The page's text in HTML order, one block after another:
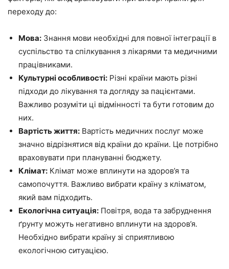
переходу до:
Мова: Знання мови необхідні для повної інтеграції в
суспільство та спілкування з лікарями та медичними
працівниками.
Культурні особливості: Різні країни мають різні
підходи до лікування та догляду за пацієнтами.
Важливо розуміти ці відмінності та бути готовим до
них.
Вартість життя: Вартість медичних послуг може
значно відрізнятися від країни до країни. Це потрібно
враховувати при плануванні бюджету.
Клімат: Клімат може вплинути на здоров’я та
самопочуття. Важливо вибрати країну з кліматом,
який вам підходить.
Екологічна ситуація: Повітря, вода та забруднення
ґрунту можуть негативно вплинути на здоров’я.
Необхідно вибрати країну зі сприятливою
екологічною ситуацією.